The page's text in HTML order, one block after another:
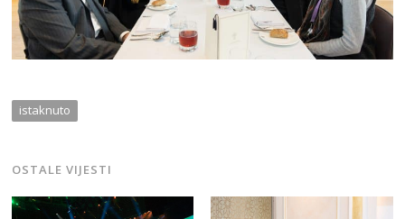
istaknuto
OSTALE VIJESTI